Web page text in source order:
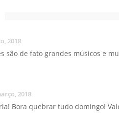
2018
são de fato grandes músicos e
2018
Bora quebrar tudo domingo!